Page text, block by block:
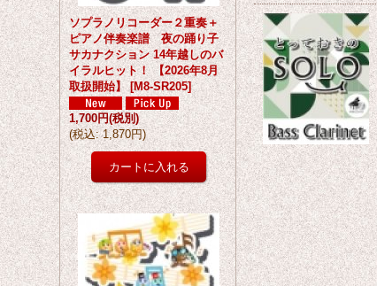
ソプラノリコーダー２重奏＋
ピアノ伴奏楽譜 夜の踊り子
サカナクション 14年越しのバ
イラルヒット！ 【2026年8月
取扱開始】 [M8-SR205]
1,700円(税別)
(税込: 1,870円)